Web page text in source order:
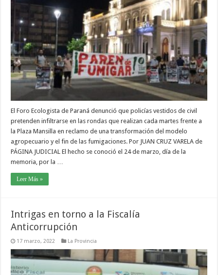
El Foro Ecologista de Paraná denunció que policías vestidos de civil
pretenden infiltrarse en las rondas que realizan cada martes frente a
la Plaza Mansilla en reclamo de una transformación del modelo
agropecuario y el fin de las fumigaciones. Por JUAN CRUZ VARELA de
PÁGINA JUDICIAL El hecho se conoció el 24 de marzo, día de la
memoria, por la …
Leer Más »
Intrigas en torno a la Fiscalía
Anticorrupción
17 marzo, 2022 La Provincia